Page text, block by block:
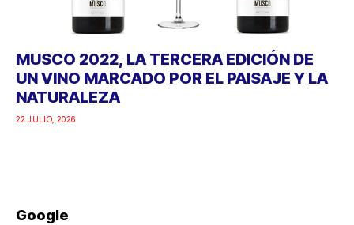
MUSCO 2022, LA TERCERA EDICIÓN DE
UN VINO MARCADO POR EL PAISAJE Y LA
NATURALEZA
22 JULIO, 2026
Google